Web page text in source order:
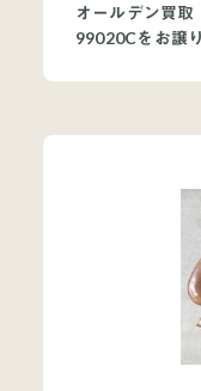
オールデン買取
99020Cをお譲
買取